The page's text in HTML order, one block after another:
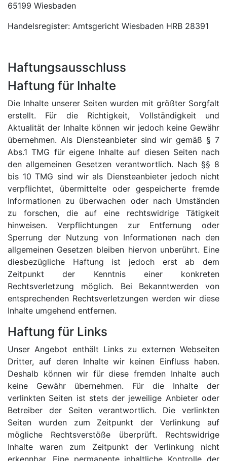
65199 Wiesbaden
Handelsregister: Amtsgericht Wiesbaden HRB 28391
Haftungsausschluss
Haftung für Inhalte
Die Inhalte unserer Seiten wurden mit größter Sorgfalt
erstellt. Für die Richtigkeit, Vollständigkeit und
Aktualität der Inhalte können wir jedoch keine Gewähr
übernehmen. Als Diensteanbieter sind wir gemäß § 7
Abs.1 TMG für eigene Inhalte auf diesen Seiten nach
den allgemeinen Gesetzen verantwortlich. Nach §§ 8
bis 10 TMG sind wir als Diensteanbieter jedoch nicht
verpflichtet, übermittelte oder gespeicherte fremde
Informationen zu überwachen oder nach Umständen
zu forschen, die auf eine rechtswidrige Tätigkeit
hinweisen. Verpflichtungen zur Entfernung oder
Sperrung der Nutzung von Informationen nach den
allgemeinen Gesetzen bleiben hiervon unberührt. Eine
diesbezügliche Haftung ist jedoch erst ab dem
Zeitpunkt der Kenntnis einer konkreten
Rechtsverletzung möglich. Bei Bekanntwerden von
entsprechenden Rechtsverletzungen werden wir diese
Inhalte umgehend entfernen.
Haftung für Links
Unser Angebot enthält Links zu externen Webseiten
Dritter, auf deren Inhalte wir keinen Einfluss haben.
Deshalb können wir für diese fremden Inhalte auch
keine Gewähr übernehmen. Für die Inhalte der
verlinkten Seiten ist stets der jeweilige Anbieter oder
Betreiber der Seiten verantwortlich. Die verlinkten
Seiten wurden zum Zeitpunkt der Verlinkung auf
mögliche Rechtsverstöße überprüft. Rechtswidrige
Inhalte waren zum Zeitpunkt der Verlinkung nicht